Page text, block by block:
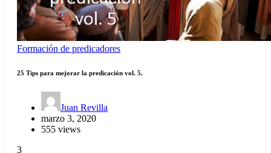
Formación de predicadores
25 Tips para mejorar la predicación vol. 5.
Juan Revilla
marzo 3, 2020
555 views
3